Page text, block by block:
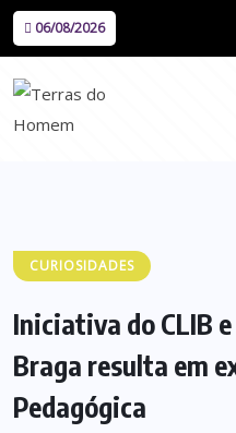
06/08/2026
CURIOSIDADES
Iniciativa do CLIB
Braga resulta em
Pedagógica